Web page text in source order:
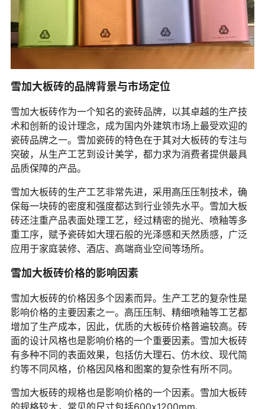
雪加大板砖的品牌背景与市场定位
雪加大板砖作为一个知名的瓷砖品牌，以其卓越的生产技
术和创新的设计理念，成为国内外建筑市场上最受欢迎的
瓷砖品牌之一。雪加瓷砖的特色在于其对大板砖的专注与
突破，从生产工艺到设计美学，都力求为消费者提供最具
品质保障的产品。
雪加大板砖的生产工艺非常先进，采用高压压制技术，确
保每一块砖的密度和强度都达到行业领先水平。雪加大板
砖还注重产品表面处理工艺，经过精密的抛光、喷釉等多
重工序，赋予瓷砖如大理石般的光泽感和天然质感，广泛
应用于家庭装修、酒店、高端商业空间等场所。
雪加大板砖价格的影响因素
雪加大板砖的价格因多个因素而异。生产工艺的复杂性是
影响价格的主要因素之一。高压压制、精细喷釉等工艺都
增加了生产成本，因此，优质的大板砖价格普遍较高。砖
面的设计风格也是影响价格的一个重要因素。雪加大板砖
有多种不同的表面效果，包括仿大理石、仿木纹、现代简
约等不同风格，价格因风格和图案的复杂性有所不同。
雪加大板砖的规格也是影响价格的一个因素。雪加大板砖
的规格较大，常见的尺寸包括600x1200mm、